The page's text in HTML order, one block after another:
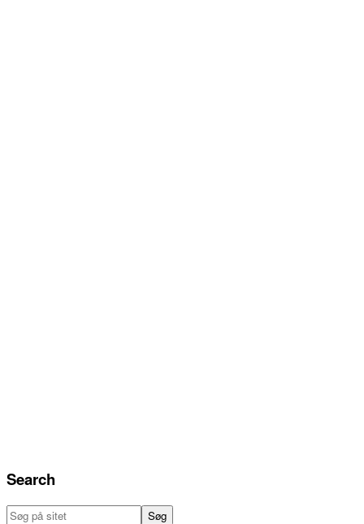
Search
Søg